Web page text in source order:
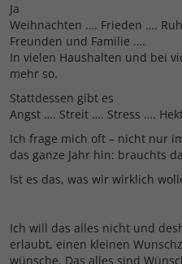
Ja
Weihnachten …. Frieden ….
Freunden und Familie ….
In vielen Haushalten und bei
mehr so.
Stattdessen gibt es
Angst …. Streit …. Stress ….
Ich frage mich oft – nicht nur
das ganze Jahr hin: brauchts
Ist es das, was wir wirklich
Ich will das alles nicht und
erlaubt, einen kleinen
wünsche. Das alles sind